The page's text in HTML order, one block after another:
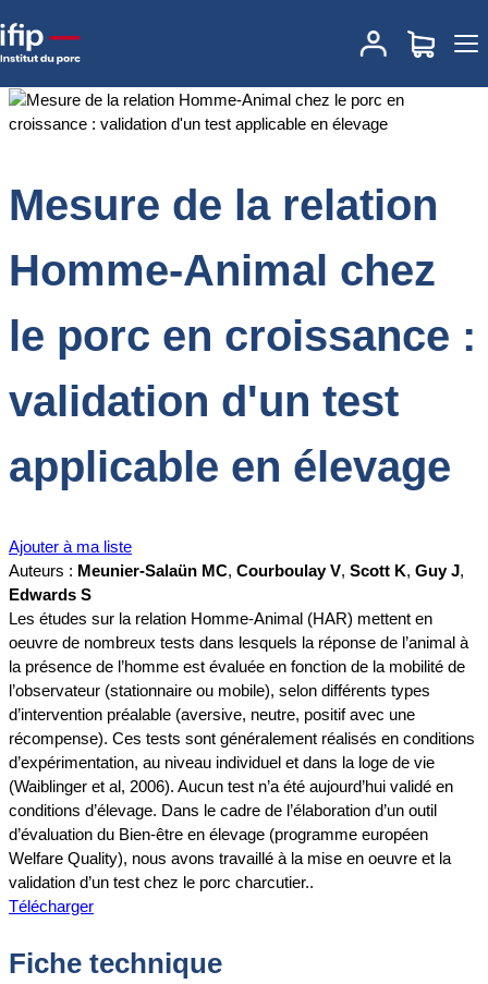
Accueil
Mesure de la relation Homme-Animal
chez le porc en croissance : validation d'un test applicable en
Mesure de la relation
Homme-Animal chez
le porc en croissance :
validation d'un test
applicable en élevage
Ajouter à ma liste
Auteurs : Meunier-Salaün MC, Courboulay V, Scott K, Guy J,
Edwards S
Les études sur la relation Homme-Animal (HAR) mettent en
oeuvre de nombreux tests dans lesquels la réponse de l’animal à
la présence de l’homme est évaluée en fonction de la mobilité de
l’observateur (stationnaire ou mobile), selon différents types
d’intervention préalable (aversive, neutre, positif avec une
récompense). Ces tests sont généralement réalisés en conditions
d’expérimentation, au niveau individuel et dans la loge de vie
(Waiblinger et al, 2006). Aucun test n’a été aujourd’hui validé en
conditions d’élevage. Dans le cadre de l’élaboration d’un outil
d’évaluation du Bien-être en élevage (programme européen
Welfare Quality), nous avons travaillé à la mise en oeuvre et la
validation d’un test chez le porc charcutier..
Télécharger
Fiche technique